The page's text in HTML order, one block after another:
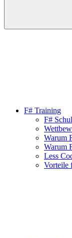
F# Training
F#
Warum
Warum
Less
Vorteile